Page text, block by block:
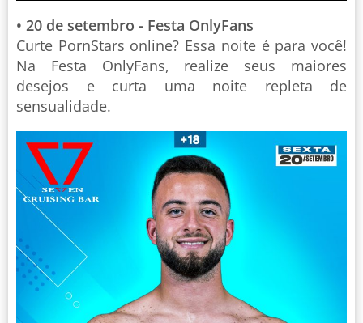
• 20 de setembro - Festa OnlyFans
Curte PornStars online? Essa noite é para você!
Na Festa OnlyFans, realize seus maiores
desejos e curta uma noite repleta de
sensualidade.